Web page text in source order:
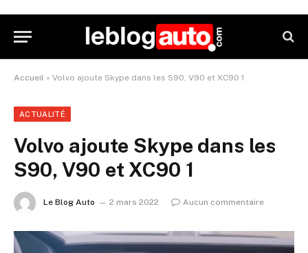
Accueil » Volvo ajoute Skype dans les S90, V90 et XC90 1
ACTUALITÉ
Volvo ajoute Skype dans les
S90, V90 et XC90 1
Le Blog Auto 2 mars 2022 Aucun commentaire